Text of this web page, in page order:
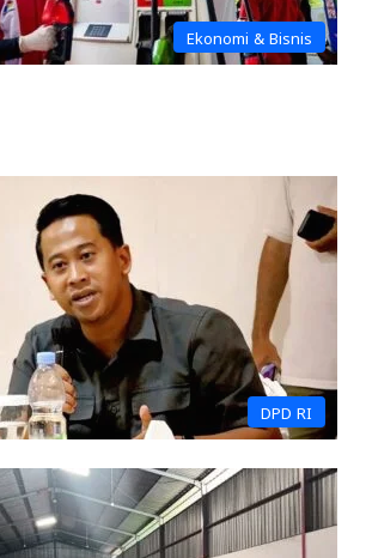
Ekonomi & Bisnis
DPD RI